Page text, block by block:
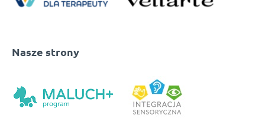
Nasze strony